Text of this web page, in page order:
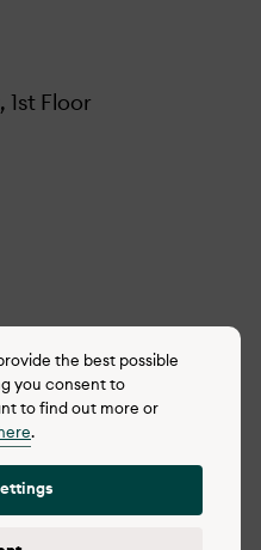
1st Floor
the best possible
you consent to
to find out more or
.